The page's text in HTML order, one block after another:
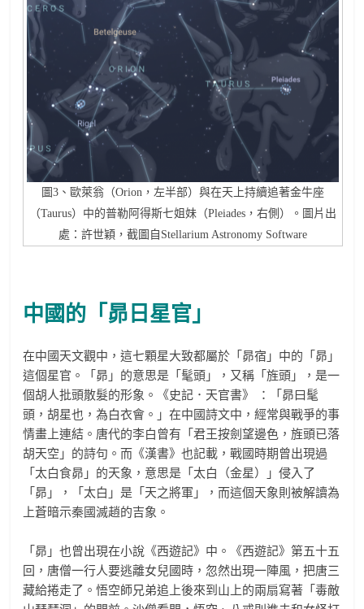
圖3、歐萊翁（Orion，左半部）與在天上持續追著金牛座
（Taurus）中的普勒阿得斯七姐妹（Pleiades，右側）。圖片出
處：許世穎，截圖自Stellarium Astronomy Software
中國的「昴日星官」
在中國天文觀中，這七顆星大致都屬於「昴宿」中的「昴」
這個星官。「昴」的意思是「髦頭」，又稱「旌頭」，是一
個胡人批頭散髮的形象。《史記．天官書》 ：「昴曰髦
頭，胡星也，為白衣會。」在中國詩文中，經常與戰爭的事
情畫上連結。唐代的李白曾有「君王按劍望邊色，旌頭已落
胡天空」的詩句。而《漢書》也記載，戰國時期曾出現過
「太白食昴」的天象，意思是「太白（金星）」侵入了
「昴」，「太白」是「天之將軍」，而這個天象則被解讀為
上蒼暗示秦國滅趙的吉象。
「昴」也曾出現在小說《西遊記》中。《西遊記》第五十五
回，唐僧一行人要逃離女兒國時，忽然出現一陣風，把唐三
藏給捲走了。悟空師兄弟追上後來到山上的兩扇寫著「毒敵